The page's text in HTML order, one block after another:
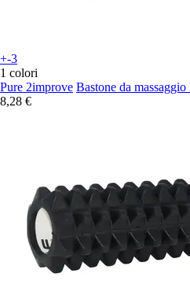
+-3
1 colori
Pure 2improve Bastone da
8,28 €